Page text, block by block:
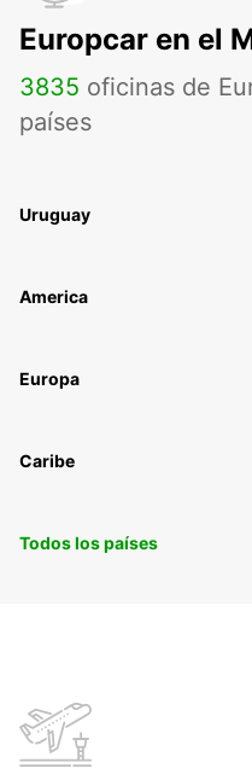
Europcar en el
3835 oficinas de
países
Uruguay
America
Europa
Caribe
Todos los países